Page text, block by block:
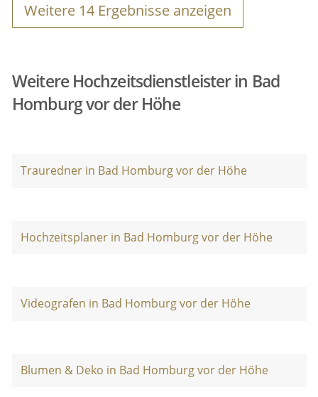
Weitere 14 Ergebnisse anzeigen
Weitere Hochzeitsdienstleister in Bad
Homburg vor der Höhe
Trauredner in Bad Homburg vor der Höhe
Hochzeitsplaner in Bad Homburg vor der Höhe
Videografen in Bad Homburg vor der Höhe
Blumen & Deko in Bad Homburg vor der Höhe